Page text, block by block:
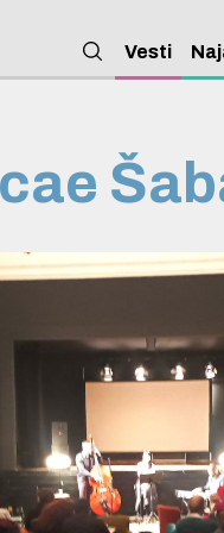
Vesti